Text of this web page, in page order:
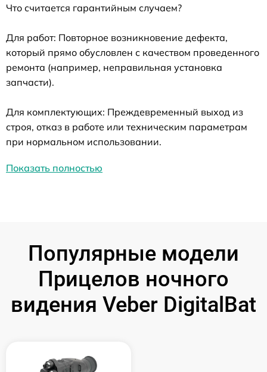
Что считается гарантийным случаем?
Для работ: Повторное возникновение дефекта,
который прямо обусловлен с качеством проведенного
ремонта (например, неправильная установка
запчасти).
Для комплектующих: Преждевременный выход из
строя, отказ в работе или техническим параметрам
при нормальном использовании.
Показать полностью
Популярные модели
Прицелов ночного
видения Veber DigitalBat